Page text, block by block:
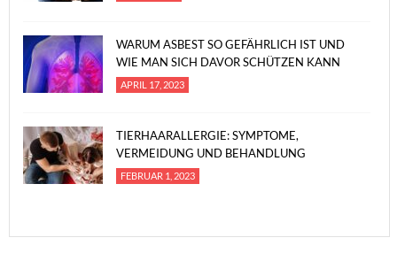
WARUM ASBEST SO GEFÄHRLICH IST UND
WIE MAN SICH DAVOR SCHÜTZEN KANN
APRIL 17, 2023
TIERHAARALLERGIE: SYMPTOME,
VERMEIDUNG UND BEHANDLUNG
FEBRUAR 1, 2023